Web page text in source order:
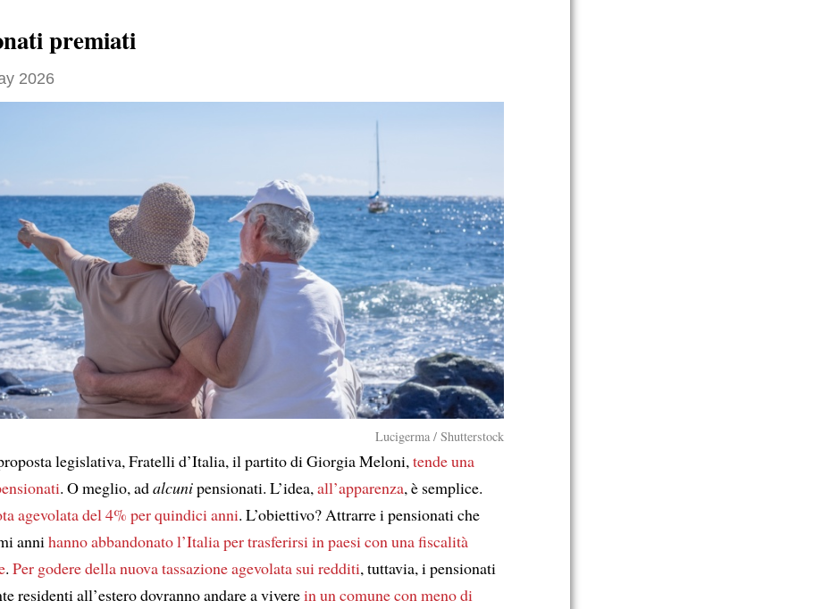
premiati
2026
Lucigerma / Shutterstock
legislativa, Fratelli d’Italia, il partito di Giorgia Meloni, tende una
. O meglio, adalcunipensionati. L’idea, all’apparenza, è semplice.
agevolata del 4% per quindici anni. L’obiettivo? Attrarre i pensionati che
anni hanno abbandonato l’Italiaper trasferirsi in paesi con una fiscalità
. Per godere della nuova tassazione agevolata sui redditi, tuttavia, i pensionati
residenti all’estero dovranno andare a viverein un comune con meno di